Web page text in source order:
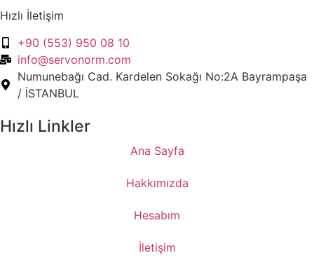
Hızlı İletişim
+90 (553) 950 08 10
info@servonorm.com
Numunebağı Cad. Kardelen Sokağı No:2A Bayrampaşa
/ İSTANBUL
Hızlı Linkler
Ana Sayfa
Hakkımızda
Hesabım
İletişim